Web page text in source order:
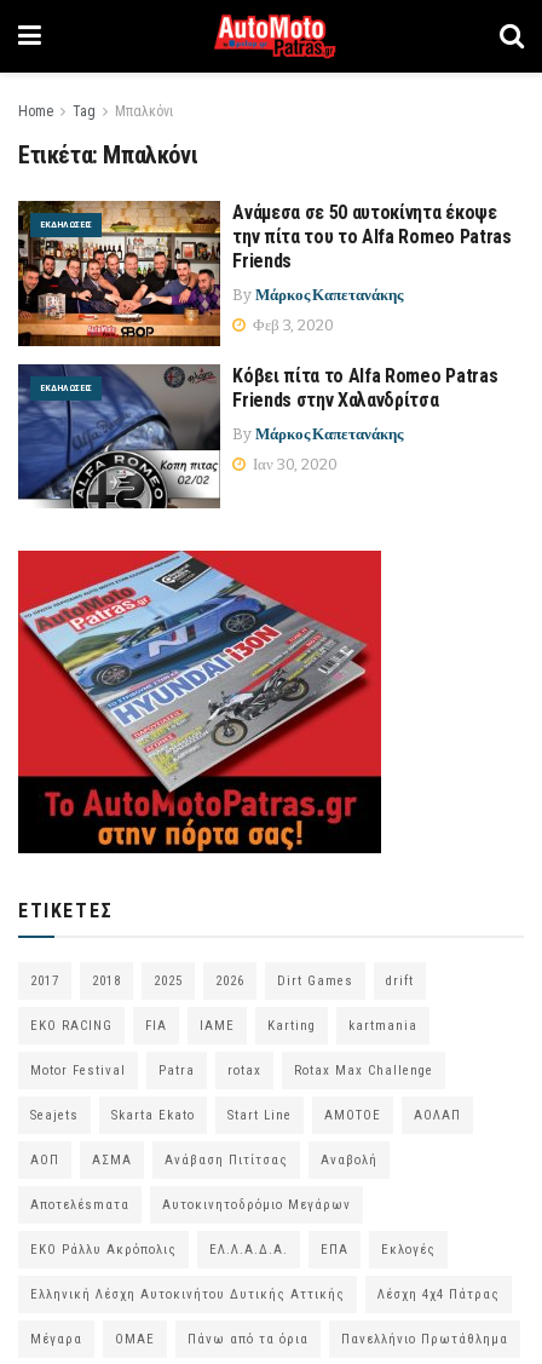
Home Tag Μπαλκόνι
Ετικέτα: Μπαλκόνι
ΕΚΔΗΛΏΣΕΙΣ
Ανάμεσα σε 50 αυτοκίνητα έκοψε
την πίτα του το Alfa Romeo Patras
Friends
By Μάρκος Καπετανάκης
Φεβ 3, 2020
ΕΚΔΗΛΏΣΕΙΣ
Κόβει πίτα το Alfa Romeo Patras
Friends στην Χαλανδρίτσα
By Μάρκος Καπετανάκης
Ιαν 30, 2020
ΕΤΙΚΈΤΕΣ
2017 2018 2025 2026 Dirt Games drift
EKO RACING FIA IAME Karting kartmania
Motor Festival Patra rotax Rotax Max Challenge
Seajets Skarta Ekato Start Line ΑΜΟΤΟΕ ΑΟΛΑΠ
ΑΟΠ ΑΣΜΑ Ανάβαση Πιτίτσας Αναβολή
Αποτελέsmατα Αυτοκινητοδρόμιο Μεγάρων
ΕΚΟ Ράλλυ Ακρόπολις ΕΛ.Λ.Α.Δ.Α. ΕΠΑ Εκλογές
Ελληνική Λέσχη Αυτοκινήτου Δυτικής Αττικής Λέσχη 4χ4 Πάτρας
Μέγαρα ΟΜΑΕ Πάνω από τα όρια Πανελλήνιο Πρωτάθλημα